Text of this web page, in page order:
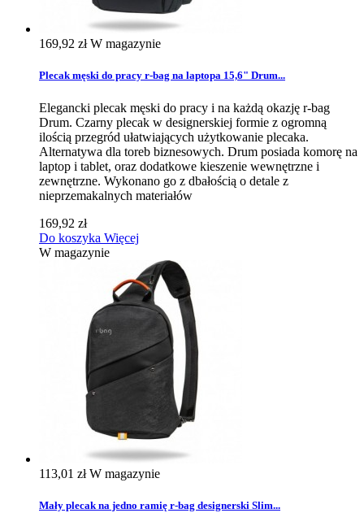
169,92 złW magazynie
Plecak męski do pracy r-bag na laptopa 15,6" Drum...
Elegancki plecak męski do pracy i na każdą okazję r-bag
Drum. Czarny plecak w designerskiej formie z ogromną
ilością przegród ułatwiających użytkowanie plecaka.
Alternatywa dla toreb biznesowych. Drum posiada komorę na
laptop i tablet, oraz dodatkowe kieszenie wewnętrzne i
zewnętrzne. Wykonano go z dbałością o detale z
nieprzemakalnych materiałów
169,92 zł
Do koszyka Więcej
W magazynie
113,01 złW magazynie
Mały plecak na jedno ramię r-bag designerski Slim...